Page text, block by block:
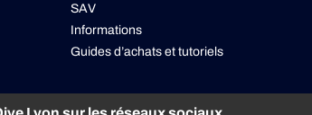
SAV
Informations
Guides d’achats et tutoriels